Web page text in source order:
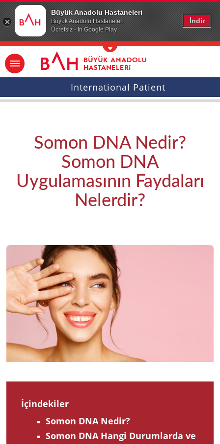
Büyük Anadolu Hastaneleri
Büyük Anadolu Hastaneleri
Ücretsiz - In Google Play
İndir
Ana icerige atla
International Patient
Somon DNA Nedir?
Somon DNA
Uygulamasının Faydaları
Nelerdir?
İçindekiler
Somon DNA Nedir?
Somon DNA Hangi Durumlarda ve